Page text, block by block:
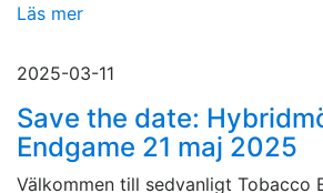
Läs mer
2025-03-11
Save the date:
Endgame 21 maj 2025
Välkommen till sedvanligt Tobacco